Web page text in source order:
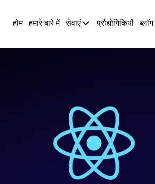
होम हमारे बारे में सेवाएं प्रौद्योगिकियों ब्लॉग